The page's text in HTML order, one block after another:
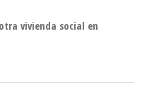
vivienda social en